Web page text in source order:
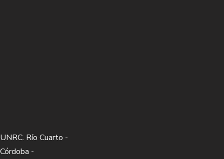
UNRC. Río Cuarto -
Córdoba -